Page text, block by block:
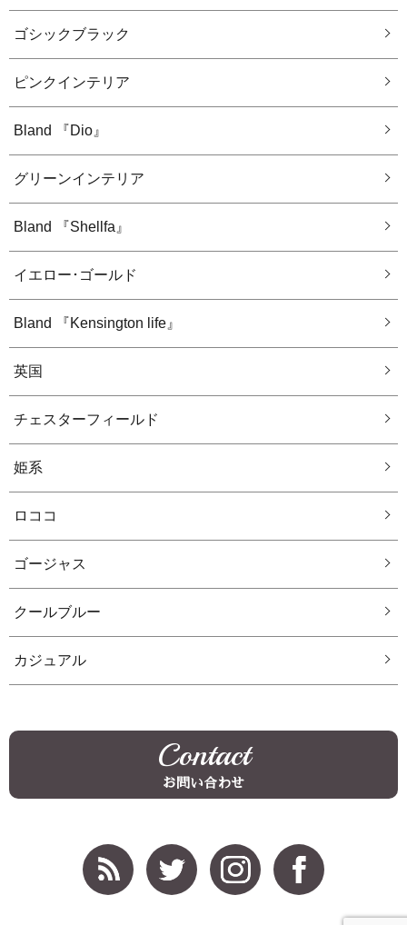
ゴシックブラック
ピンクインテリア
Bland 『Dio』
グリーンインテリア
Bland 『Shellfa』
イエロー･ゴールド
Bland 『Kensington life』
英国
チェスターフィールド
姫系
ロココ
ゴージャス
クールブルー
カジュアル
Contact
お問い合わせ